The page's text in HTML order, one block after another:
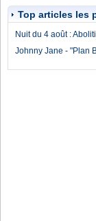
Top articles les
Nuit du 4 août :
Johnny Jane - "Plan